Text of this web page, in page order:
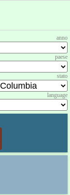
anno
paese
stato
language